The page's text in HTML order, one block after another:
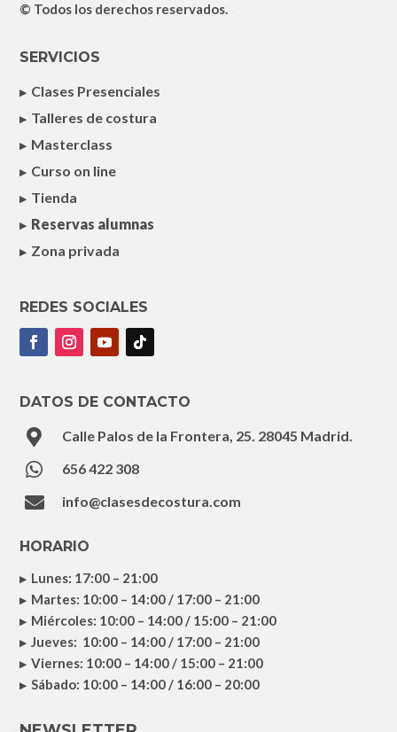
© Todos los derechos reservados.
SERVICIOS
Clases Presenciales
Talleres de costura
Masterclass
Curso on line
Tienda
Reservas alumnas
Zona privada
REDES SOCIALES
DATOS DE CONTACTO
 Calle Palos de la Frontera, 25. 28045 Madrid.
 656 422 308
 info@clasesdecostura.com
HORARIO
Lunes: 17:00 – 21:00
Martes: 10:00 – 14:00 / 17:00 – 21:00
Miércoles: 10:00 – 14:00 / 15:00 – 21:00
Jueves: 10:00 – 14:00 / 17:00 – 21:00
Viernes: 10:00 – 14:00 / 15:00 – 21:00
Sábado: 10:00 – 14:00 / 16:00 – 20:00